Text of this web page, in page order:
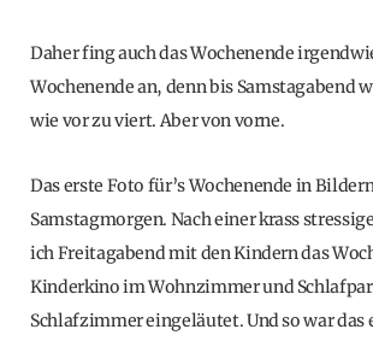
Daher fing auch das Wochenende
Wochenende an, denn bis Samstagabend
wie vor zu viert. Aber von vorne.
Das erste Foto für’s Wochenende in
Samstagmorgen. Nach einer krass
ich Freitagabend mit den Kindern das
Kinderkino im Wohnzimmer und
Schlafzimmer eingeläutet. Und so war das